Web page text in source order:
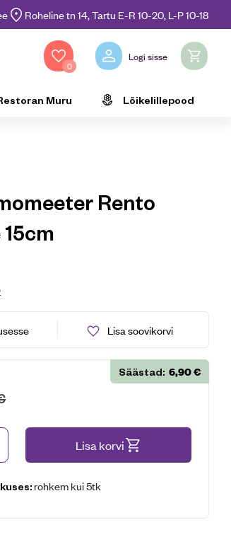
Roheline tn 14, Tartu E-R 10-20, L-P 10-18
0
Logi sisse
Muru Lõikelillepood
Rento
Lisa soovikorvi
Säästad: 6,90€
Lisa korvi
rohkem kui 5tk